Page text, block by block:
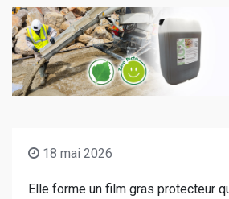
18 mai 2026
Elle forme un film gras protecteur